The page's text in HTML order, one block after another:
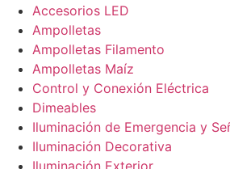
Accesorios LED
Ampolletas
Ampolletas Filamento
Ampolletas Maíz
Control y Conexión Eléctrica
Dimeables
Iluminación de Emergencia y
Iluminación Decorativa
Iluminación Exterior